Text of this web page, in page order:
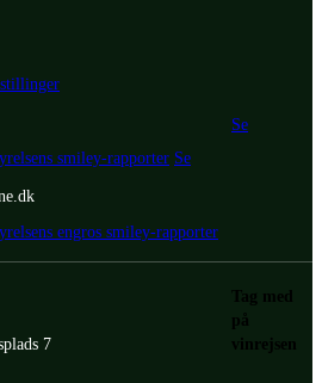
7
Se
smiley-rapporter Se
engros smiley-rapporter
Tag med
på
vinrejsen